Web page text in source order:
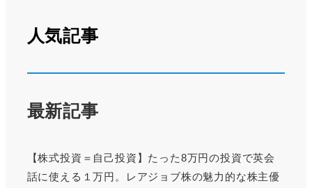
人気記事
最新記事
【株式投資＝自己投資】たった8万円の投資で英会
話に使える１万円。レアジョブ株の魅力的な株主優